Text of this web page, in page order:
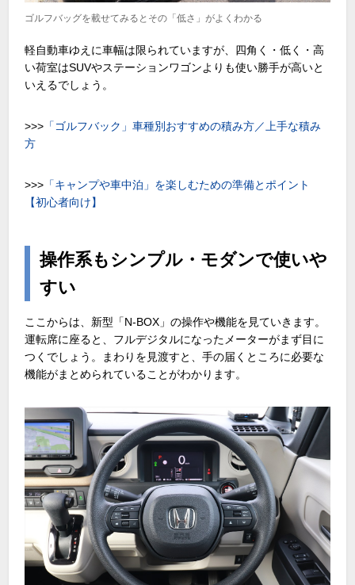
ゴルフバッグを載せてみるとその「低さ」がよくわかる
軽自動車ゆえに車幅は限られていますが、四角く・低く・高
い荷室はSUVやステーションワゴンよりも使い勝手が高いと
いえるでしょう。
>>> 「ゴルフバック」車種別おすすめの積み方／上手な積み
方
>>> 「キャンプや車中泊」を楽しむための準備とポイント
【初心者向け】
操作系もシンプル・モダンで使いや
すい
ここからは、新型「N-BOX 」の操作や機能を見ていきます。
運転席に座ると、フルデジタルになったメーターがまず目に
つくでしょう。まわりを見渡すと、手の届くところに必要な
機能がまとめられていることがわかります。